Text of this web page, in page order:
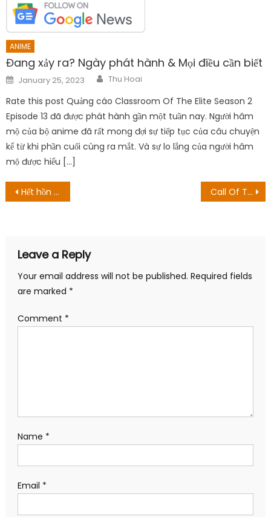
ANIME
Đang xảy ra? Ngày phát hành & Mọi điều cần biết
Posted
on
January 25, 2023 Author
Thu Hoai
Rate this post Quảng cáo Classroom Of The Elite Season 2
Episode 13 đã được phát hành gần một tuần nay. Người hâm
mộ của bộ anime đã rất mong đợi sự tiếp tục của câu chuyện
kể từ khi phần cuối cùng ra mắt. Và sự lo lắng của người hâm
mộ được hiểu […]
Post
Hết hồn với cảnh Ninh Dương Lan Ngọc “xô xát” Kaity Nguyễn trước hàng trăm người Call Of The Night Tập 7: Yamori Trở thành Ma cà rồng?
Leave a Reply
Your email address will not be published. Required fields
are marked *
Comment *
Name *
Email *